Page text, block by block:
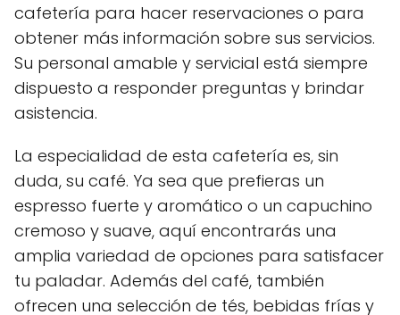
cafetería para hacer reservaciones o para
obtener más información sobre sus servicios.
Su personal amable y servicial está siempre
dispuesto a responder preguntas y brindar
asistencia.
La especialidad de esta cafetería es, sin
duda, su café. Ya sea que prefieras un
espresso fuerte y aromático o un capuchino
cremoso y suave, aquí encontrarás una
amplia variedad de opciones para satisfacer
tu paladar. Además del café, también
ofrecen una selección de tés, bebidas frías y